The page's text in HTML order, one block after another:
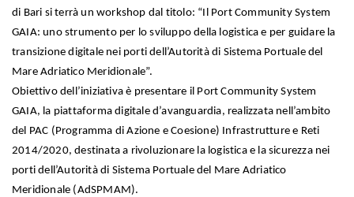
di Bari si terrà un workshop dal titolo: “Il Port Community System
GAIA: uno strumento per lo sviluppo della logistica e per guidare la
transizione digitale nei porti dell’Autorità di Sistema Portuale del
Mare Adriatico Meridionale”.
Obiettivo dell’iniziativa è presentare il Port Community System
GAIA, la piattaforma digitale d’avanguardia, realizzata nell’ambito
del PAC (Programma di Azione e Coesione) Infrastrutture e Reti
2014/2020, destinata a rivoluzionare la logistica e la sicurezza nei
porti dell’Autorità di Sistema Portuale del Mare Adriatico
Meridionale (AdSPMAM).